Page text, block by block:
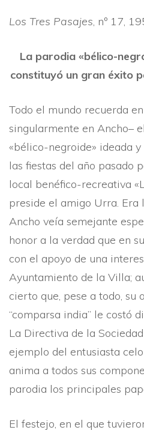
Los Tres Pasajes, nº 17,
La parodia «bélico-
constituyó un gran éxito
Todo el mundo recuerda
singularmente en Ancho–
«bélico-negroide» ideada
las fiestas del año pasado
local benéfico-recreativa
preside el amigo Urra. Era
Ancho veí­a semejante
honor a la verdad que en
con el apoyo de una
Ayuntamiento de la Villa;
cierto que, pese a todo, su
“comparsa india” le costó
La Directiva de la
ejemplo del entusiasta
anima a todos sus
parodia los principales
El festejo, en el que